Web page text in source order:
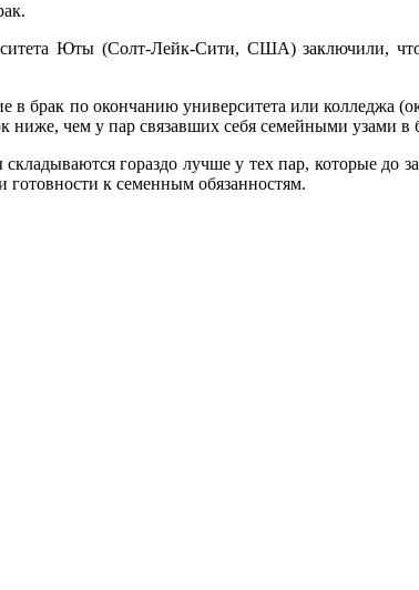
Юты (Солт-Лейк-Сити, США) заключили,
по окончанию университета или колледжа
чем у пар связавших себя семейными узами в
гораздо лучше у тех пар, которые до
готовности к семенным обязанностям.